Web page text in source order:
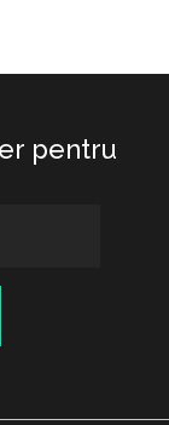
pentru